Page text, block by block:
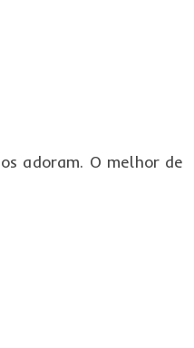
adoram. O melhor de